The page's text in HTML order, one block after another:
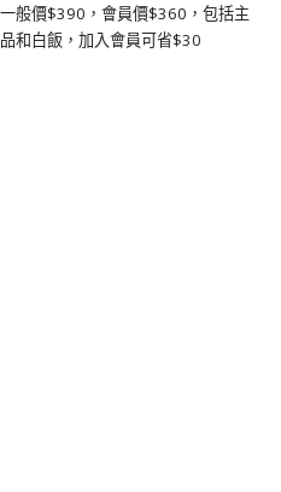
般價$390，會員價$360，包括主
和白飯，加入會員可省$30